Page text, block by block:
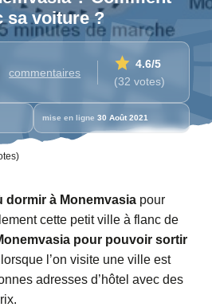
sa voiture ?
commentaires
4.6/5
(32 votes)
mise en ligne 30 Août 2021
dormir à Monemvasia pour
cette petit ville à flanc de
pour pouvoir sortir
l’on visite une ville est
adresses d’hôtel avec des